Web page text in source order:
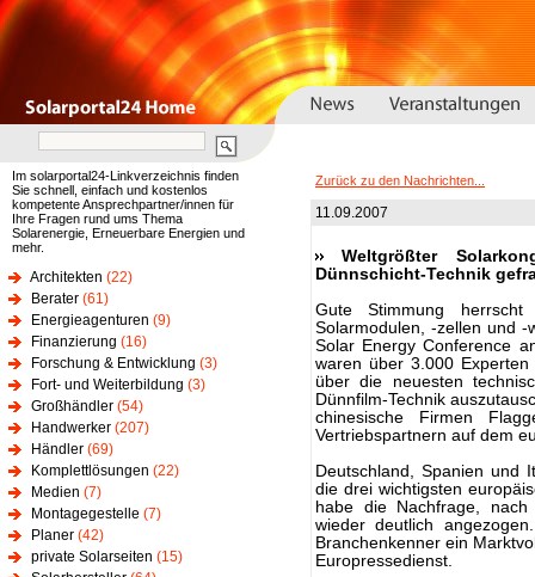
Im solarportal24-Linkverzeichnis finden
Sie schnell, einfach und kostenlos
kompetente Ansprechpartner/innen für
Ihre Fragen rund ums Thema
Solarenergie, Erneuerbare Energien und
mehr.
Architekten (22)
Berater (61)
Energieagenturen (9)
Finanzierung (16)
Forschung & Entwicklung (3)
Fort- und Weiterbildung (3)
Großhändler (54)
Handwerker (207)
Händler (69)
Komplettlösungen (22)
Medien (7)
Montagegestelle (7)
Planer (42)
private Solarseiten (15)
Zurück zu den Nachrichten...
11.09.2007
Weltgrößter
Dünnschicht-Technik
Gute Stimmung
Solarmodulen, -zellen und -
Solar Energy Conference
waren über 3.000
über die neuesten
Dünnfilm-Technik
chinesische Firmen
Vertriebspartnern auf dem
Deutschland, Spanien und
die drei wichtigsten
habe die Nachfrage,
wieder deutlich
Branchenkenner ein
Europressedienst.